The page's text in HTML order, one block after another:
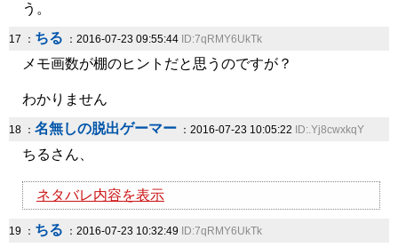
う。
17 ： ちる ：2016-07-23 09:55:44 ID:7qRMY6UkTk
メモ画数が棚のヒントだと思うのですが？
わかりません
18 ： 名無しの脱出ゲーマー ：2016-07-23 10:05:22 ID:.Yj8cwxkqY
ちるさん、
ネタバレ内容を表示
19 ： ちる ：2016-07-23 10:32:49 ID:7qRMY6UkTk